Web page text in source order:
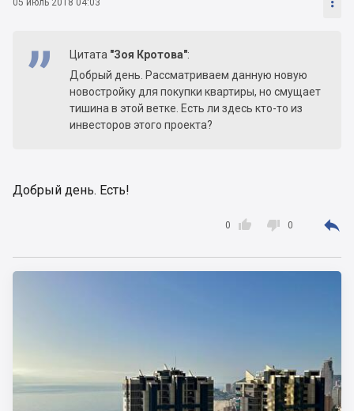
05 июль 2018 04:03
Цитата "Зоя Кротова":
Добрый день. Рассматриваем данную новую
новостройку для покупки квартиры, но смущает
тишина в этой ветке. Есть ли здесь кто-то из
инвесторов этого проекта?
Добрый день. Есть!

0  0 